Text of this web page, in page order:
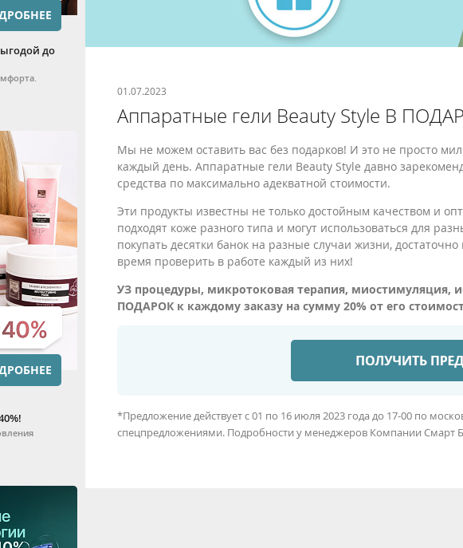
до
01.07.2023
Аппаратные гели Beauty Style В
Мы не можем оставить вас без подарков! И это не просто
каждый день. Аппаратные гели Beauty Style давно
средства по максимально адекватной стоимости.
Эти продукты известны не только достойным качеством и
подходят коже разного типа и могут использоваться для
покупать десятки банок на разные случаи жизни,
время проверить в работе каждый из них!
УЗ процедуры, микротоковая терапия, миостимуляция,
ПОДАРОК к каждому заказу на сумму 20% от его
*Предложение действует с 01 по 16 июля 2023 года до 17-00 по
спецпредложениями. Подробности у менеджеров Компании Смарт